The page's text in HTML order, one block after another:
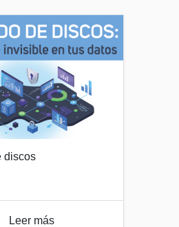
discos
Leer más